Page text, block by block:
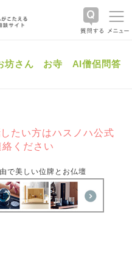
坊さん お寺 AI僧侶問答
たい方はハスノハ公式
ください
で美しい位牌とお仏壇